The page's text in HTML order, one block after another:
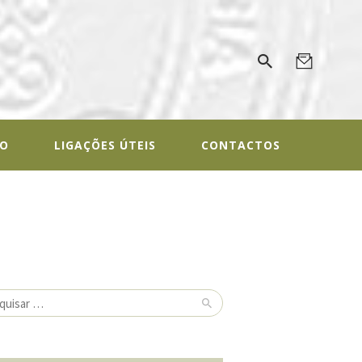
LIGAÇÕES ÚTEIS CONTACTOS